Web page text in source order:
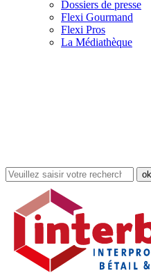
Dossiers de presse
Flexi Gourmand
Flexi Pros
La Médiathèque
Rechercher
dans
site